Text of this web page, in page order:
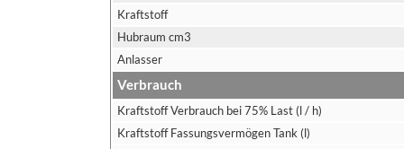
Kraftstoff
Hubraum cm3
Anlasser
Verbrauch
Kraftstoff Verbrauch bei 75% Last (l / h)
Kraftstoff Fassungsvermögen Tank (l)